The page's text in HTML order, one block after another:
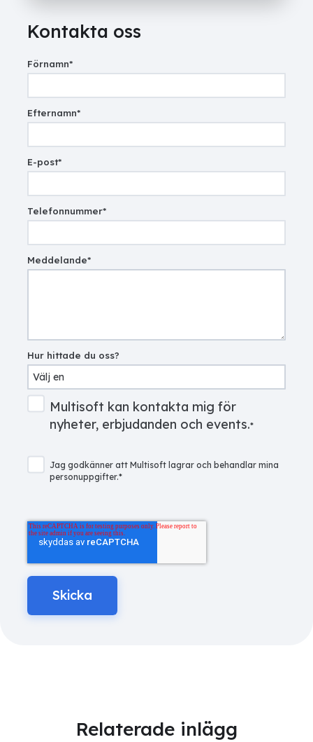
Kontakta oss
Förnamn*
Efternamn*
E-post*
Telefonnummer*
Meddelande*
Hur hittade du oss?
Multisoft kan kontakta mig för
nyheter, erbjudanden och events.*
Jag godkänner att Multisoft lagrar och behandlar mina
personuppgifter.*
Relaterade inlägg